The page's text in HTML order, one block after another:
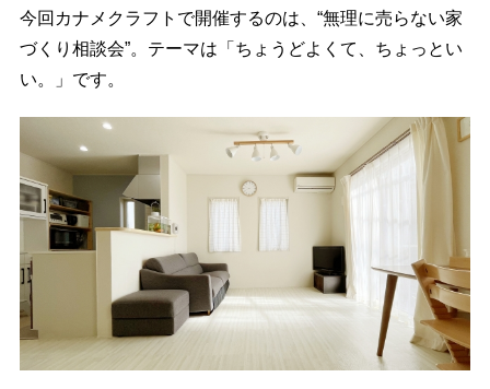
今回カナメクラフトで開催するのは、“無理に売らない家
づくり相談会”。テーマは「ちょうどよくて、ちょっとい
い。」です。